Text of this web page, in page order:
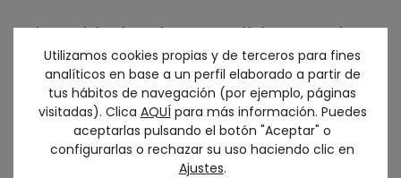
Los asistentes al curso participaron en la
segunda jornada de una interesante
sesión tecnológica, Techatlon, en la que
probaron diferentes dispositivos y
tecnologías de Inteligencia Artificial
generativa, Realidad Aumentada e
impresión 3D. Al finalizar, todo el grupo
Utilizamos cookies propias y de terceros para fines
analíticos en base a un perfil elaborado a partir de
tus hábitos de navegación (por ejemplo, páginas
visitadas). Clica AQUÍpara más información. Puedes
aceptarlas pulsando el botón "Aceptar" o
configurarlas o rechazar su uso haciendo clic en
Ajustes.